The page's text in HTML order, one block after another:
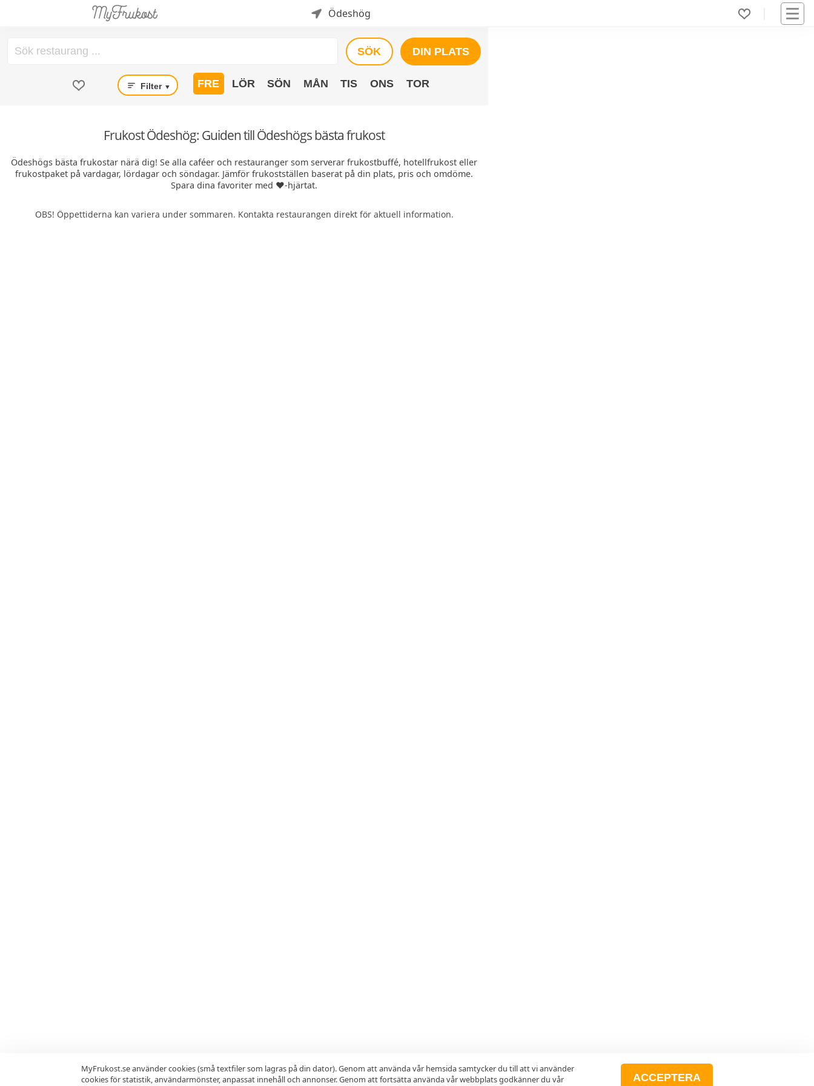
Ödeshög
SÖK DIN PLATS
Filter ▼ FRE LÖR SÖN MÅN TIS ONS TOR
Frukost Ödeshög: Guiden till Ödeshögs bästa frukost
Ödeshögs bästa frukostar närä dig! Se alla caféer och restauranger som serverar frukostbuffé, hotellfrukost eller
frukostpaket på vardagar, lördagar och söndagar. Jämför frukostställen baserat på din plats, pris och omdöme.
Spara dina favoriter med ❤️-hjärtat.
OBS! Öppettiderna kan variera under sommaren. Kontakta restaurangen direkt för aktuell information.
MyFrukost.se använder cookies (små textfiler som lagras på din dator). Genom att använda vår hemsida samtycker du till att vi använder
cookies för statistik, användarmönster, anpassat innehåll och annonser. Genom att fortsätta använda vår webbplats godkänner du vår
ACCEPTERA